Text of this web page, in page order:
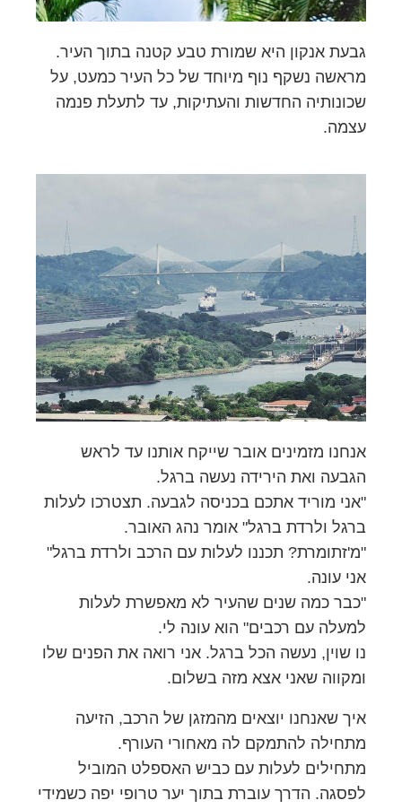
גבעת אנקון היא שמורת טבע קטנה בתוך העיר.
מראשה נשקף נוף מיוחד של כל העיר כמעט, על
שכונותיה החדשות והעתיקות, עד לתעלת פנמה
עצמה.
אנחנו מזמינים אובר שייקח אותנו עד לראש
הגבעה ואת הירידה נעשה ברגל.
"אני מוריד אתכם בכניסה לגבעה. תצטרכו לעלות
ברגל ולרדת ברגל" אומר נהג האובר.
"מ'זתומרת? תכננו לעלות עם הרכב ולרדת ברגל"
אני עונה.
"כבר כמה שנים שהעיר לא מאפשרת לעלות
למעלה עם רכבים" הוא עונה לי.
נו שוין, נעשה הכל ברגל. אני רואה את הפנים שלו
ומקווה שאני אצא מזה בשלום.
איך שאנחנו יוצאים מהמזגן של הרכב, הזיעה
מתחילה להתמקם לה מאחורי העורף.
מתחילים לעלות עם כביש האספלט המוביל
לפסגה. הדרך עוברת בתוך יער טרופי יפה כשמידי